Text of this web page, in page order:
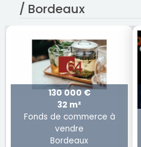
/ Bordeaux
130 000 €
32 m²
Fonds de commerce à
vendre
Bordeaux